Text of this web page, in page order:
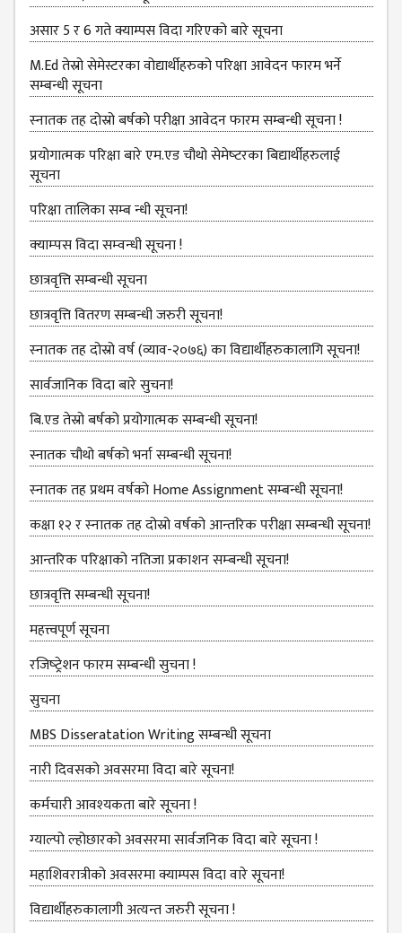
PROGRAMS
& POLICIES
FEE
STRUCTURE
METHODS &
TECHNIQUES
RULES &
REGULATION
KMC INTAKE
CAPACITY
RESULT
REPORTS &
PUBLICATION
AUDIT
REPORT
ANNUAL
REPORT
TRACER
STUDY
REPORT
JOURNAL &
BULLETIN
BROCHURE
PROSPECTUS
CURRICULUM &
SYLLABUS
MANAGEMENT(BBS)
BBS FIRST YEAR
BBS SECOND YEAR
BBS THIRD YEAR
BBS FOURTH YEAR
HUMANITIES (BA)
असार 5 र 6 गते क्याम्पस विदा गरिएको बारे सूचना
M.Ed तेस्रो सेमेस्टरका वोद्यार्थीहरुको परिक्षा आवेदन फारम भर्ने
सम्बन्धी सूचना
स्‍नातक तह दोस्रो बर्षको परीक्षा आवेदन फारम सम्बन्धी सूचना !
प्रयोगात्मक परिक्षा बारे एम.एड चौथो सेमेष्‍टरका बिद्यार्थीहरुलाई
सूचना
परिक्षा तालिका सम्ब न्धी सूचना!
क्‍याम्‍पस विदा सम्‍वन्‍धी सूचना !
छात्रवृत्ति सम्बन्धी सूचना
छात्रवृत्ति वितरण सम्बन्धी जरुरी सूचना!
स्‍नातक तह दोस्रो वर्ष (व्याव-२०७६) का विद्यार्थीहरुकालागि सूचना!
सार्वजानिक विदा बारे सुचना!
बि.एड तेस्रो बर्षको प्रयोगात्मक सम्बन्धी सूचना!
स्नातक चौथो बर्षको भर्ना सम्बन्धी सूचना!
स्‍नातक तह प्रथम वर्षको Home Assignment सम्बन्धी सूचना!
कक्षा १२ र स्‍नातक तह दोस्रो वर्षको आन्‍तरिक परीक्षा सम्बन्‍धी सूचना!
आन्‍तरिक परिक्षाको नतिजा प्रकाशन सम्‍बन्‍धी सूचना!
छात्रवृत्ति सम्बन्‍धी सूचना!
महत्त्वपूर्ण सूचना
रजिष्‍ट्रेशन फारम सम्बन्धी सुचना !
सुचना
MBS Disseratation Writing सम्बन्‍धी सूचना
नारी दिवसको अवसरमा विदा बारे सूचना!
कर्मचारी आवश्‍यकता बारे सूचना !
ग्‍याल्‍पो ल्‍होछारको अवसरमा सार्वजनिक विदा बारे सूचना !
महाशिवरात्रीको अवसरमा क्याम्पस विदा वारे सूचना!
विद्यार्थीहरुकालागी अत्यन्त जरुरी सूचना !